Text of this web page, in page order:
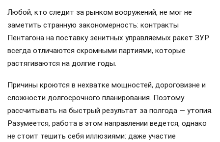
Любой, кто следит за рынком вооружений, не мог не
заметить странную закономерность: контракты
Пентагона на поставку зенитных управляемых ракет ЗУР
всегда отличаются скромными партиями, которые
растягиваются на долгие годы.
Причины кроются в нехватке мощностей, дороговизне и
сложности долгосрочного планирования. Поэтому
рассчитывать на быстрый результат за полгода — утопия.
Разумеется, работа в этом направлении ведется, однако
не стоит тешить себя иллюзиями: даже участие